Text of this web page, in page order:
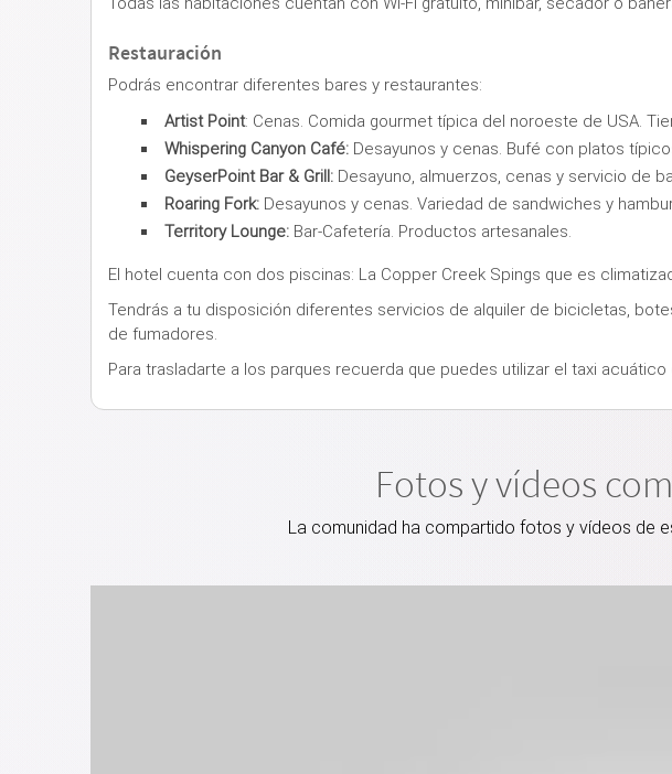
Restauración
Podrás encontrar diferentes bares y restaurantes:
Artist Point: Cenas. Comida gourmet típica del noroeste de USA.
Whispering Canyon Café: Desayunos y cenas. Bufé con platos
GeyserPoint Bar & Grill: Desayuno, almuerzos, cenas y servicio de
Roaring Fork: Desayunos y cenas. Variedad de sandwiches y
Territory Lounge: Bar-Cafetería. Productos artesanales.
El hotel cuenta con dos piscinas: La Copper Creek Spings que es
Tendrás a tu disposición diferentes servicios de alquiler de bicicletas,
de fumadores.
Para trasladarte a los parques recuerda que puedes utilizar el taxi acuático
Fotos y vídeos
La comunidad ha compartido fotos y vídeos de